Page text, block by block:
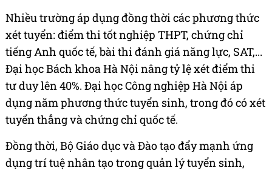
Nhiều trường áp dụng đồng thời các phương thức
xét tuyển: điểm thi tốt nghiệp THPT, chứng chỉ
tiếng Anh quốc tế, bài thi đánh giá năng lực, SAT,...
Đại học Bách khoa Hà Nội nâng tỷ lệ xét điểm thi
tư duy lên 40%. Đại học Công nghiệp Hà Nội áp
dụng năm phương thức tuyển sinh, trong đó có xét
tuyển thẳng và chứng chỉ quốc tế.
Đồng thời, Bộ Giáo dục và Đào tạo đẩy mạnh ứng
dụng trí tuệ nhân tạo trong quản lý tuyển sinh,